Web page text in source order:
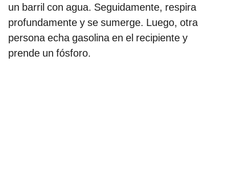
un barril con agua. Seguidamente, respira
profundamente y se sumerge. Luego, otra
persona echa gasolina en el recipiente y
prende un fósforo.